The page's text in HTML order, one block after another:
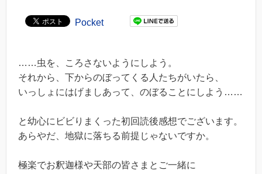
Pocket
……虫を、ころさないようにしよう。
それから、下からのぼってくる人たちがいたら、
いっしょにはげましあって、のぼることにしよう……
と幼心にビビりまくった初回読後感想でございます。
あらやだ、地獄に落ちる前提じゃないですか。
極楽でお釈迦様や天部の皆さまとご一緒に